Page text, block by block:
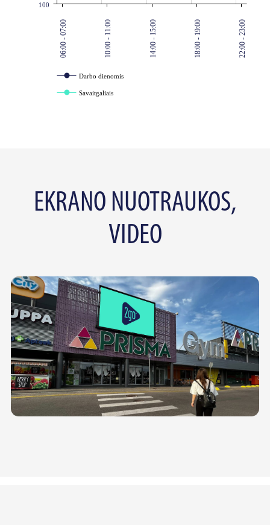
06:00 - 07:00 10:00 - 11:00 14:00 - 15:00 18:00 - 19:00 22:00 - 23:00
100
Darbo dienomis
Savaitgaliais
EKRANO NUOTRAUKOS,
VIDEO